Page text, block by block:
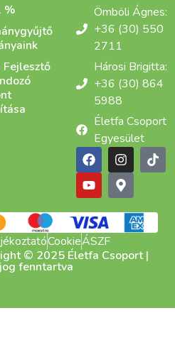
%
Fejlesztő
Ömböli Ágnes:
+36 (30) 550
2711
Hárosi Brigitta:
+36 (30) 864
5988
Életfa Csoport
Egyesület
CookieÁSZF
© 2025 Életfa Csoport |
fenntartva